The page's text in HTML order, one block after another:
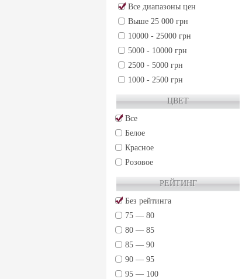
Все диапазоны цен
Выше 25 000 грн
10000 - 25000 грн
5000 - 10000 грн
2500 - 5000 грн
1000 - 2500 грн
250 - 500 грн
50 - 250 грн
ЦВЕТ
Все
Белое
Красное
Розовое
РЕЙТИНГ
Без рейтинга
75 — 80
80 — 85
85 — 90
90 — 95
95 — 100